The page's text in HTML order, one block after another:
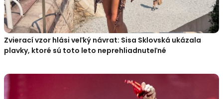
Zvierací vzor hlási veľký návrat: Sisa Sklovská ukázala
plavky, ktoré sú toto leto neprehliadnuteľné